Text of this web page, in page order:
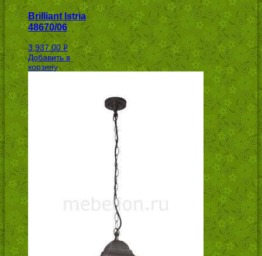
Brilliant Istria
48670/06
3,937.00 Р
УБ.
Добавить в
корзину